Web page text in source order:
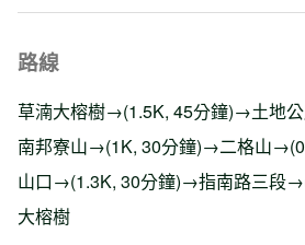
路線
草湳大榕樹→(1.5K, 45分鐘)→土地
南邦寮山→(1K, 30分鐘)→二格山
山口→(1.3K, 30分鐘)→指南路三段
大榕樹